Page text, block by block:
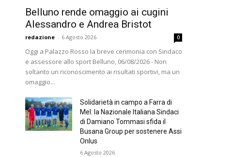
Belluno rende omaggio ai cugini
Alessandro e Andrea Bristot
redazione - 6 Agosto 2026 0
Oggi a Palazzo Rosso la breve cerimonia con Sindaco
e assessore allo sport Belluno, 06/08/2026 - Non
soltanto un riconoscimento ai risultati sportivi, ma un
omaggio...
Solidarietà in campo a Farra di
Mel: la Nazionale Italiana Sindaci
di Damiano Tommasi sfida il
Busana Group per sostenere Assi
Onlus
6 Agosto 2026